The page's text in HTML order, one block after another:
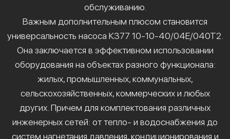
обслуживанию.
Важным дополнительным плюсом становится
универсальность насоса К377 10-10-40/04Е/040Т2.
Она заключается в эффективном использовании
оборудования на объектах разного функционала:
жилых, промышленных, коммунальных,
сельскохозяйственных, коммерческих и любых
других. Причем для комплектования различных
инженерных сетей: от тепло- и водоснабжения до
систем нагнетания давления, кондиционирования и